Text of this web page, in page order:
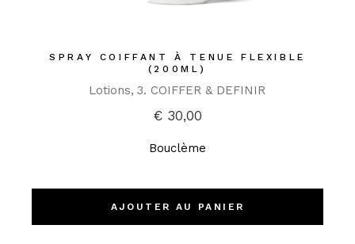
SPRAY COIFFANT À TENUE FLEXIBLE
(200ML)
Lotions 3. COIFFER & DEFINIR
€30,00
Bouclème
AJOUTER AU PANIER